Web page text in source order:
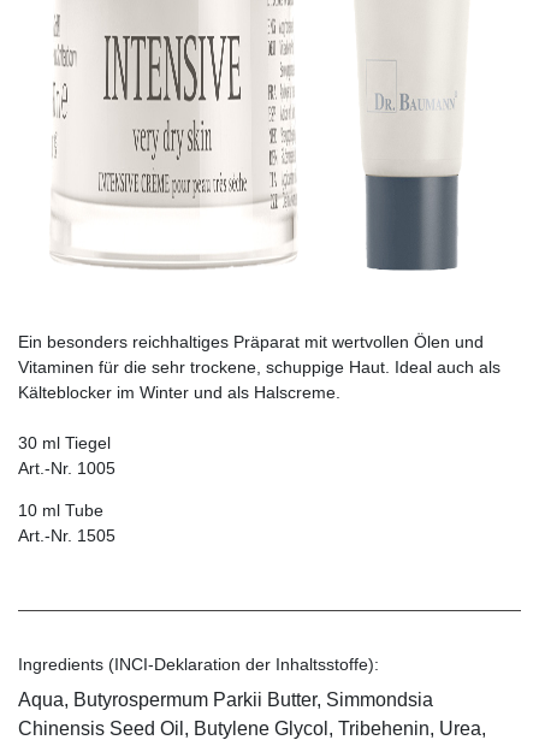
Ein besonders reichhaltiges Präparat mit wertvollen Ölen und
Vitaminen für die sehr ­trockene, schuppige Haut. Ideal auch als
Kälte­blocker im Winter und als Halscreme.
30 ml Tiegel
Art.-Nr. 1005
10 ml Tube
Art.-Nr. 1505
Ingredients (INCI-Deklaration der Inhaltsstoffe):
Aqua, Butyrospermum Parkii Butter, Simmondsia
Chinensis Seed Oil, Butylene Glycol, Tribehenin, Urea,